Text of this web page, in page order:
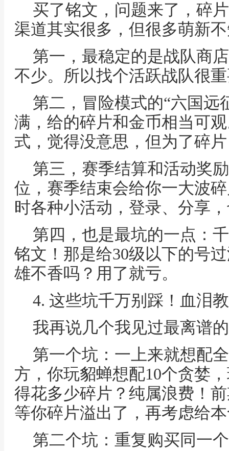
买了铭文，问题来了，碎
渠道其实很多，但很多萌新
第一，最稳定的是战队商
不少。所以找个活跃战队很
第二，冒险模式的“六国远
满，给的碎片和金币相当可
式，觉得没意思，但为了碎
第三，赛季结算和活动奖
位，赛季结束会给你一大波
时各种小活动，登录、分享
第四，也是最坑的一点：
铭文！那是给30级以下的号
雄不香吗？用了就亏。
4. 这些坑千万别踩！血泪
我再说几个我见过最离谱
第一个坑：一上来就想配
方，你玩貂蝉想配10个贪婪
得花多少碎片？纯属浪费！
等你碎片溢出了，再考虑给
第二个坑：重复购买同一